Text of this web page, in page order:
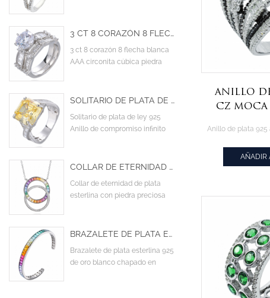
Anillo de
cz
AÑADIR
3 CT 8 CORAZÓN 8 FLECHA BLANCA AAA CIRCONITA CÚBICA PIEDRA PRINCIPAL CÓCTEL ANILLOS DE BODA DE COMPROMISO
3 ct 8 corazón 8 flecha blanca
AAA circonita cúbica piedra
SOLITARIO DE PLATA DE LEY 925 ANILLO DE COMPROMISO INFINITO CRUZADO CON CIRCONITA CÚBICA AMARILLA AAA
Solitario de plata de ley 925
Anillo de compromiso infinito
COLLAR DE ETERNIDAD DE PLATA ESTERLINA CON PIEDRA PRECIOSA DE ZAFIRO SINTÉTICO ARCOÍRIS
Collar de eternidad de plata
esterlina con piedra preciosa
BRAZALETE DE PLATA ESTERLINA 925 DE ORO BLANCO CHAPADO EN DESTELLO BAGUETTE COLORIDO CZ CUBIC ZIRCONIA CUFF BANGLE
Brazalete de plata esterlina 925
de oro blanco chapado en